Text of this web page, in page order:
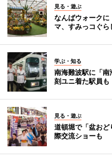
見る・遊ぶ
なんばウォーク
マ、すみっコぐら
学ぶ・知る
南海難波駅に「
刻ユニ着た駅員も
見る・遊ぶ
道頓堀で「盆お
際交流ショーも